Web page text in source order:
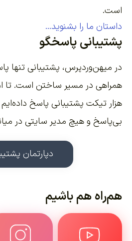
است.
داستان ما را بشنوید...
پشتیبانی پاسخگو
در میهن‌وردپرس، پشتیبانی تنها
هزار تیکت پشتیبانی پاسخ
بی‌پاسخ و هیچ مدیر سایتی در
دپارتمان
هم‌راه هم باشیم